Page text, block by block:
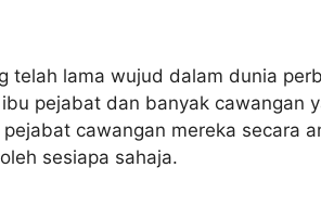
telah lama wujud dalam dunia
pejabat dan banyak cawangan
cawangan mereka secara
sesiapa sahaja.